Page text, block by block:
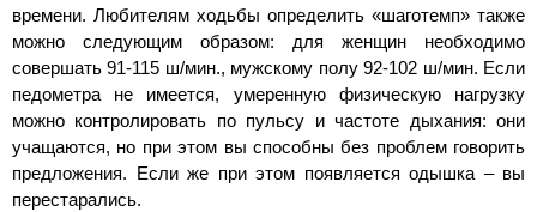
времени. Любителям ходьбы определить «шаготемп» также
можно следующим образом: для женщин необходимо
совершать 91-115 ш/мин., мужскому полу 92-102 ш/мин. Если
педометра не имеется, умеренную физическую нагрузку
можно контролировать по пульсу и частоте дыхания: они
учащаются, но при этом вы способны без проблем говорить
предложения. Если же при этом появляется одышка – вы
перестарались.